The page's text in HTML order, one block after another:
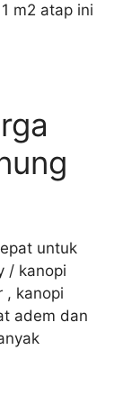
m2 atap ini
untuk
/ kanopi
, kanopi
adem dan